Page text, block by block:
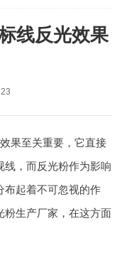
线反光效果
果至关重要，它直接
线，而反光粉作为影响
布起着不可忽视的作
粉生产厂家，在这方面